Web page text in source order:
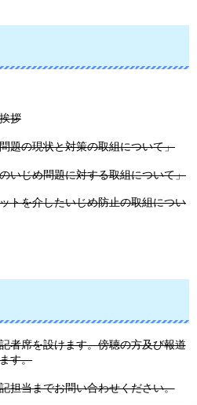
拶
題の現状と対策の取組について」
いじめ問題に対する取組について」
トを介したいじめ防止の取組につい
者席を設けます。傍聴の方及び報道
す。
担当までお問い合わせください。